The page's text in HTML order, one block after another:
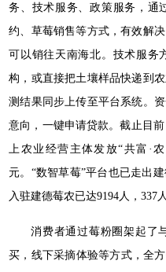
务、技术服务、政策服务，通
约、草莓销售等方式，有效解
可以销往天南海北。技术服务
构，或直接把土壤样品快递到
测结果同步上传至平台系统。
意向，一键申请贷款。截止目
上农业经营主体发放“共富·
元。“数智草莓”平台也已走出
入驻建德莓农已达9194人，337
消费者通过莓粉圈架起了
买，线下采摘体验等方式，全